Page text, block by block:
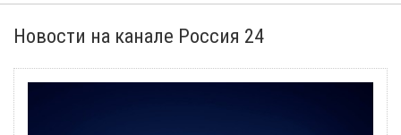
Новости на канале Россия 24